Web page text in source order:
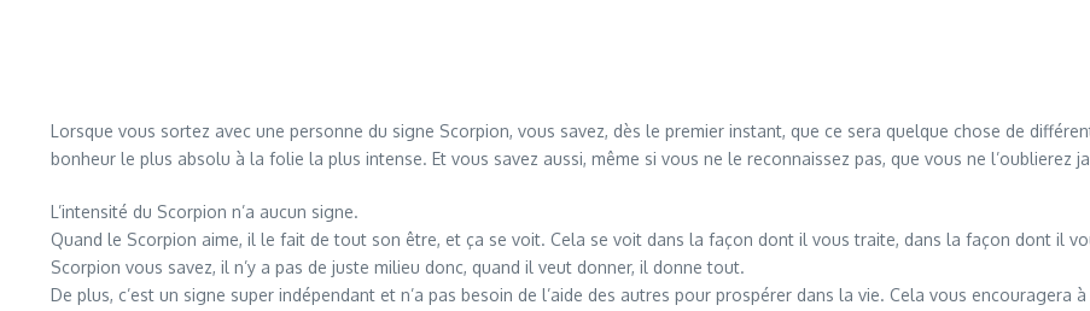
Lorsque vous sortez avec une personne du signe Scorpion, vous savez, dès le premier instant, que ce sera quelque chose de
bonheur le plus absolu à la folie la plus intense. Et vous savez aussi, même si vous ne le reconnaissez pas, que vous ne l’oublierez
L’intensité du Scorpion n’a aucun signe.
Quand le Scorpion aime, il le fait de tout son être, et ça se voit. Cela se voit dans la façon dont il vous traite, dans la façon dont il
Scorpion vous savez, il n’y a pas de juste milieu donc, quand il veut donner, il donne tout.
De plus, c’est un signe super indépendant et n’a pas besoin de l’aide des autres pour prospérer dans la vie. Cela vous